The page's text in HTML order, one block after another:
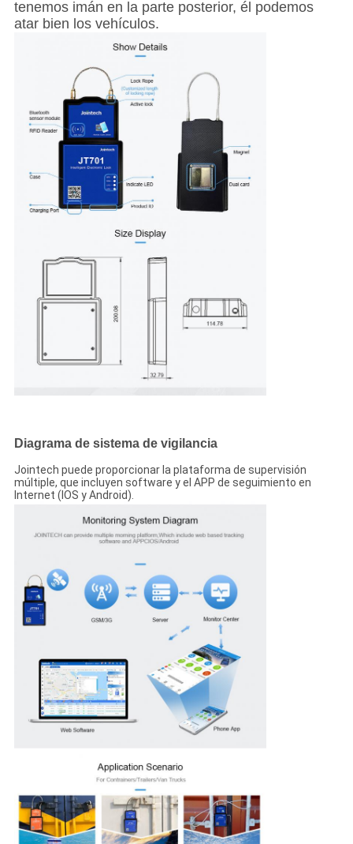
tenemos imán en la parte posterior, él podemos
atar bien los vehículos.
Diagrama de sistema de vigilancia
Jointech puede proporcionar la plataforma de supervisión
múltiple, que incluyen software y el APP de seguimiento en
Internet (IOS y Android).